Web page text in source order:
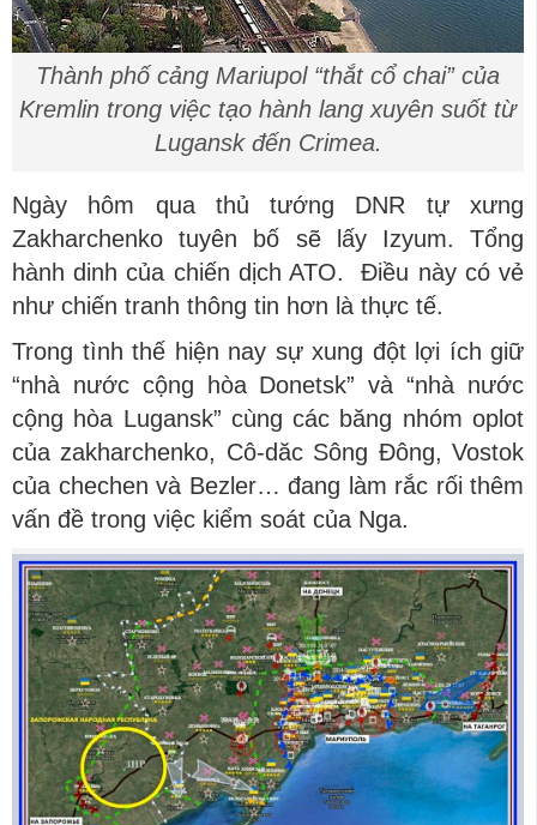
Thành phố cảng Mariupol “thắt cổ chai” của
Kremlin trong việc tạo hành lang xuyên suốt từ
Lugansk đến Crimea.
Ngày hôm qua thủ tướng DNR tự xưng
Zakharchenko tuyên bố sẽ lấy Izyum. Tổng
hành dinh của chiến dịch ATO. Điều này có vẻ
như chiến tranh thông tin hơn là thực tế.
Trong tình thế hiện nay sự xung đột lợi ích giữ
“nhà nước cộng hòa Donetsk” và “nhà nước
cộng hòa Lugansk” cùng các băng nhóm oplot
của zakharchenko, Cô-dăc Sông Đông, Vostok
của chechen và Bezler… đang làm rắc rối thêm
vấn đề trong việc kiểm soát của Nga.